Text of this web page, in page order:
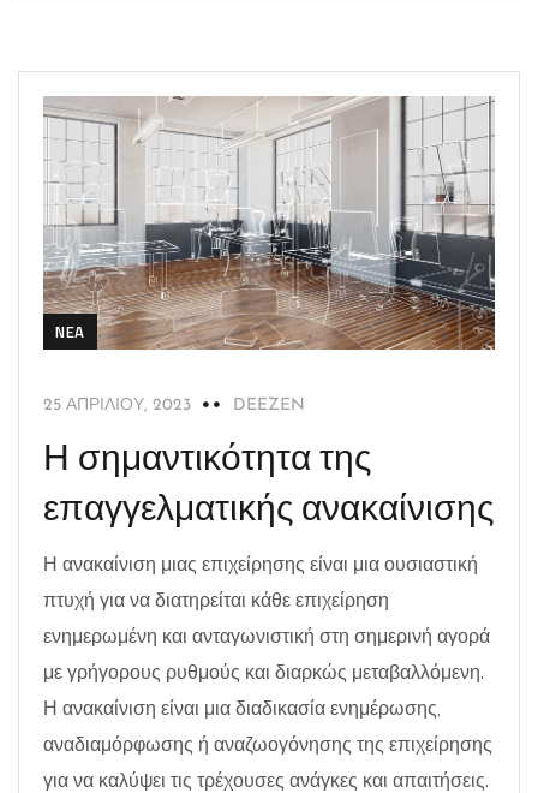
NEA
25 ΑΠΡΙΛΊΟΥ, 2023 DEEZEN
Η σημαντικότητα της
επαγγελματικής ανακαίνισης
Η ανακαίνιση μιας επιχείρησης είναι μια ουσιαστική
πτυχή για να διατηρείται κάθε επιχείρηση
ενημερωμένη και ανταγωνιστική στη σημερινή αγορά
με γρήγορους ρυθμούς και διαρκώς μεταβαλλόμενη.
Η ανακαίνιση είναι μια διαδικασία ενημέρωσης,
αναδιαμόρφωσης ή αναζωογόνησης της επιχείρησης
για να καλύψει τις τρέχουσες ανάγκες και απαιτήσεις.